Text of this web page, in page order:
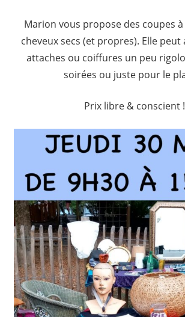
Marion vous propose des coupes
cheveux secs (et propres). Elle peut
attaches ou coiffures un peu
soirées ou juste pour le
Prix libre & conscient !